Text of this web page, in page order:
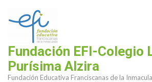
contenido
(presiona
tecla
Fundación EFI-Colegio
Purísima Alzira
Fundación Educativa Franciscanas de la